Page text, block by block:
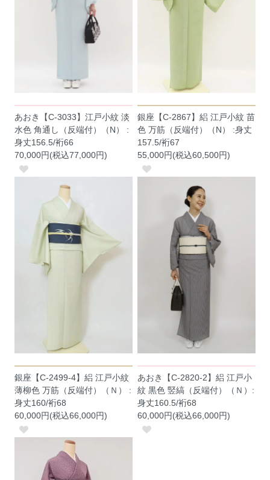
あおき【C-3033】江戸小紋 淡
水色 角通し（反端付）（N） :
身丈156.5/裄66
70,000円(税込77,000円)
銀座【C-2867】絽 江戸小紋 苗
色 万筋（反端付）（N） :身丈
157.5/裄67
55,000円(税込60,500円)
銀座【C-2499-4】絽 江戸小紋
薄柳色 万筋（反端付）（Ｎ） :
身丈160/裄68
60,000円(税込66,000円)
あおき【C-2820-2】絽 江戸小
紋 黒色 竪縞（反端付）（Ｎ）:
身丈160.5/裄68
60,000円(税込66,000円)